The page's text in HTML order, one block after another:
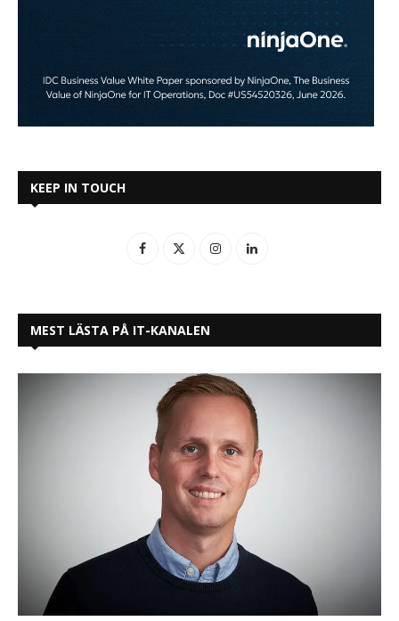
KEEP IN TOUCH
MEST LÄSTA PÅ IT-KANALEN